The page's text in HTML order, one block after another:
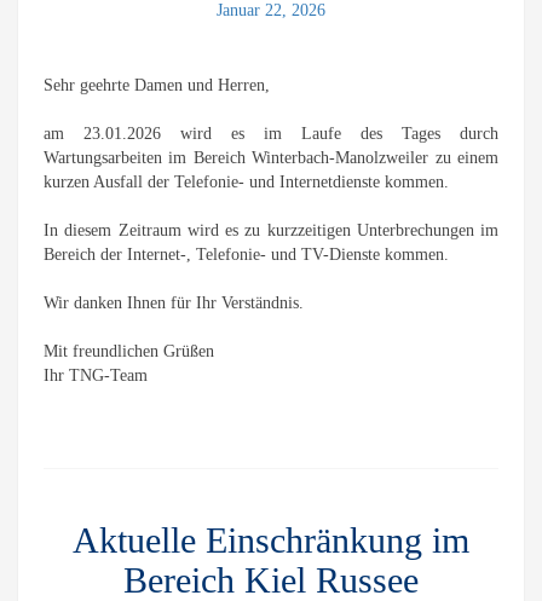
Januar 22, 2026
Sehr geehrte Damen und Herren,
am 23.01.2026 wird es im Laufe des Tages durch
Wartungsarbeiten im Bereich Winterbach-Manolzweiler zu einem
kurzen Ausfall der Telefonie- und Internetdienste kommen.
In diesem Zeitraum wird es zu kurzzeitigen Unterbrechungen im
Bereich der Internet-, Telefonie- und TV-Dienste kommen.
Wir danken Ihnen für Ihr Verständnis.
Mit freundlichen Grüßen
Ihr TNG-Team
Aktuelle Einschränkung im
Bereich Kiel Russee